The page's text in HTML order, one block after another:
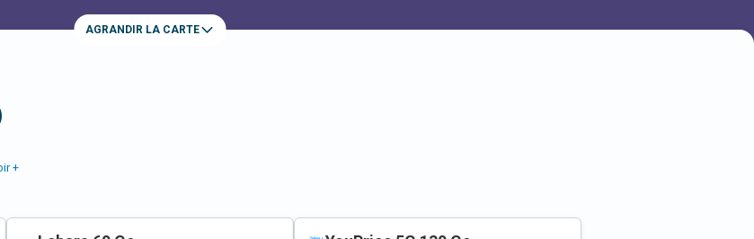
AGRANDIR LA CARTE
+